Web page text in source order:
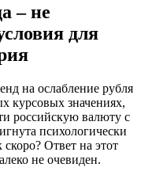
– не
для
на ослабление рубля
курсовых значениях,
российскую валюту с
психологически
скоро? Ответ на этот
не очевиден.